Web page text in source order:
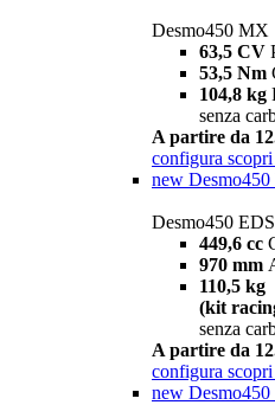
Desmo450 MX
63,5 CV
53,5 Nm
104,8 kg
senza
A partire da
configura
new Desmo450
Desmo450 EDS
449,6 cc
970 mm
110,5 kg
(kit
senza
A partire da
configura
new